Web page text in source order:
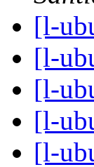
[l-
[l-
[l-
[l-
[l-